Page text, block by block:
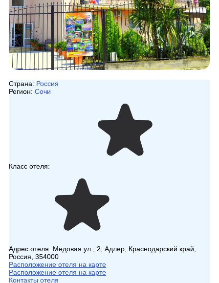
Страна: Россия
Регион: Сочи
Класс отеля:
Адрес отеля: Медовая ул., 2, Адлер, Краснодарский край,
Россия, 354000
Расположение отеля на карте
Расположение отеля на карте
Контакты отеля